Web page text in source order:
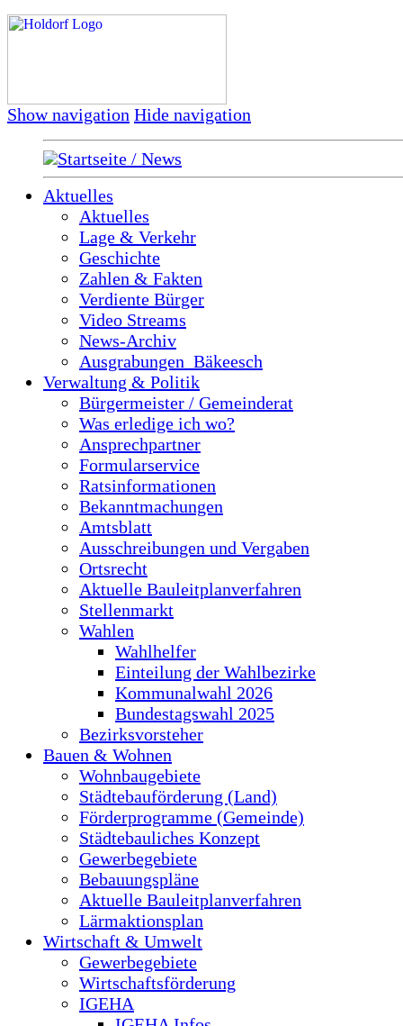
Show navigation Hide navigation
Startseite / News
Aktuelles
Aktuelles
Lage & Verkehr
Geschichte
Zahlen & Fakten
Verdiente Bürger
Video Streams
News-Archiv
Ausgrabungen_Bäkeesch
Verwaltung & Politik
Bürgermeister / Gemeinderat
Was erledige ich wo?
Ansprechpartner
Formularservice
Ratsinformationen
Bekanntmachungen
Amtsblatt
Ausschreibungen und Vergaben
Ortsrecht
Aktuelle Bauleitplanverfahren
Stellenmarkt
Wahlen
Wahlhelfer
Einteilung der Wahlbezirke
Kommunalwahl 2026
Bundestagswahl 2025
Bezirksvorsteher
Bauen & Wohnen
Wohnbaugebiete
Städtebauförderung (Land)
Förderprogramme (Gemeinde)
Städtebauliches Konzept
Gewerbegebiete
Bebauungspläne
Aktuelle Bauleitplanverfahren
Lärmaktionsplan
Wirtschaft & Umwelt
Gewerbegebiete
Wirtschaftsförderung
IGEHA